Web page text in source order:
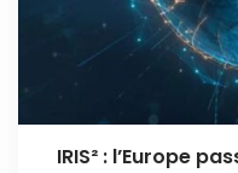
IRIS² : l’Europe